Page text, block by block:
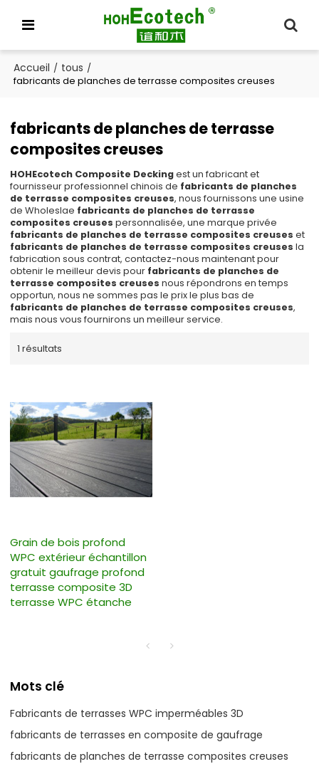
Accueil / tous /
fabricants de planches de terrasse composites creuses
fabricants de planches de terrasse
composites creuses
HOHEcotech Composite Deckingest un fabricant et
fournisseur professionnel chinois de fabricants de planches
de terrasse composites creuses, nous fournissons une usine
de Wholeslae fabricants de planches de terrasse
composites creuses personnalisée, une marque privée
fabricants de planches de terrasse composites creuses et
fabricants de planches de terrasse composites creuses la
fabrication sous contrat, contactez-nous maintenant pour
obtenir le meilleur devis pour fabricants de planches de
terrasse composites creuses nous répondrons en temps
opportun, nous ne sommes pas le prix le plus bas de
fabricants de planches de terrasse composites creuses,
mais nous vous fournirons un meilleur service.
1 résultats
Grain de bois profond
WPC extérieur échantillon
gratuit gaufrage profond
terrasse composite 3D
terrasse WPC étanche
Mots clé
Fabricants de terrasses WPC imperméables 3D
fabricants de terrasses en composite de gaufrage
fabricants de planches de terrasse composites creuses